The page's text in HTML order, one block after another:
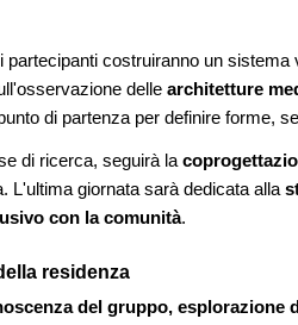
partecipanti costruiranno un sistema
delle architetture
di partenza per definire forme,
di ricerca, seguirà la
L'ultima giornata sarà dedicata alla
con la comunità.
residenza
del gruppo, esplorazione